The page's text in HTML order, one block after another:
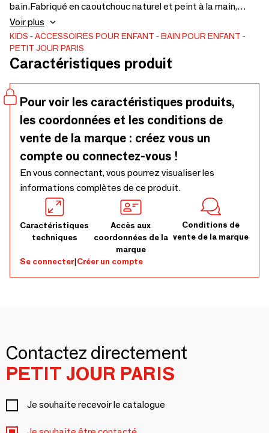
bain.Fabriqué en caoutchouc naturel et peint à la main,
chaque pièce est unique et sure pour les bébés.Les designs
conçus en France ont été ensuite modelé à l’argile pour
fabriquer les moules permettant la fabrication en série.Le
bébé pourra donc soulager ses dents en le mordillant et
moisissure.
Voir plus
KIDS ACCESSOIRES POUR ENFANT
BAIN POUR ENFANT
PETIT JOUR PARIS
Caractéristiques produit
Pour voir les caractéristiques produits,
les coordonnées et les conditions de
vente de la marque : créez vous un
compte ou connectez-vous !
En vous connectant, vous pourrez visualiser les
informations complètes de ce produit.
Caractéristiques
techniques
Accès aux
coordonnées de la
marque
Conditions de
vente de la marque
Se connecter|Créer un compte
Contactez directement
PETIT JOUR PARIS
Je souhaite recevoir le catalogue